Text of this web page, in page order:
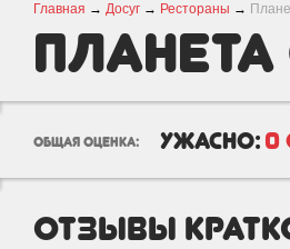
Главная → Досуг → Рестораны →
общая оценка: ужасно: 0
отзывы